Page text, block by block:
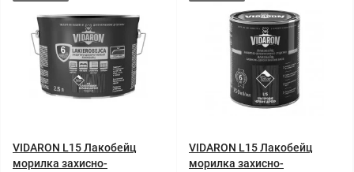
VIDARON L15 Лакобейц
морилка захисно-
VIDARON L15 Лакобейц
морилка захисно-